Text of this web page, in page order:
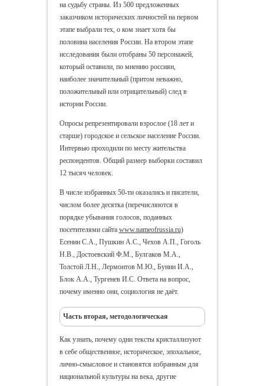
на судьбу страны. Из 500 предложенных
заказчиком исторических личностей на первом
этапе выбрали тех, о ком знает хотя бы
половина населения России. На втором этапе
исследования были отобраны 50 персонажей,
который оставили, по мнению россиян,
наиболее значительный (притом неважно,
положительный или отрицательный) след в
истории России.
Опросы репрезентировали взрослое (18 лет и
старше) городское и сельское население России.
Интервью проходили по месту жительства
респондентов. Общий размер выборки составил
12 тысяч человек.
В числе избранных 50-ти оказались и писатели,
числом более десятка (перечисляются в
порядке убывания голосов, поданных
посетителями сайта www.nameofrussia.ru)
Есенин С.А., Пушкин А.С., Чехов А.П., Гоголь
Н.В., Достоевский Ф.М., Булгаков М.А.,
Толстой Л.Н., Лермонтов М.Ю., Бунин И.А.,
Блок А.А., Тургенев И.С. Ответа на вопрос,
почему именно они, социология не даёт.
Часть вторая, методологическая
Как узнать, почему одни тексты кристаллизуют
в себе общественное, историческое, эпохальное,
лично-смысловое и становятся избранным для
национальной культуры на века, другие